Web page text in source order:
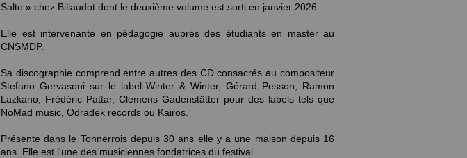
Salto » chez Billaudot dont le deuxième volume est sorti en janvier 2026.
Elle est intervenante en pédagogie auprès des étudiants en master au
CNSMDP.
Sa discographie comprend entre autres des CD consacrés au compositeur
Stefano Gervasoni sur le label Winter & Winter, Gérard Pesson, Ramon
Lazkano, Frédéric Pattar, Clemens Gadenstätter pour des labels tels que
NoMad music, Odradek records ou Kairos.
Présente dans le Tonnerrois depuis 30 ans elle y a une maison depuis 16
ans. Elle est l'une des musiciennes fondatrices du festival.